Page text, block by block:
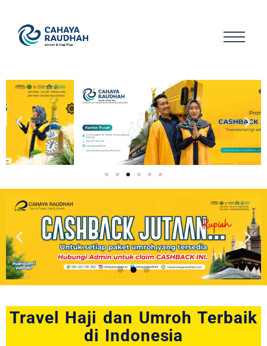
Travel Haji dan Umroh Terbaik
di Indonesia